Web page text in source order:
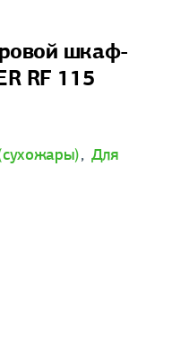
шкаф-
RF 115
, Для